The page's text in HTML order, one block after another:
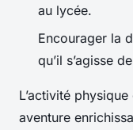
au lycée.
Encourager la
qu’il s’agisse
L’activité
aventure